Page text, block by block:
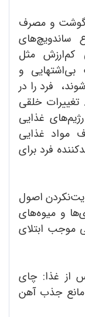
گوشت و مصرف
ساندویچ‌های
کم‌ارزش مثل
و
فرد را در
خلقی
غذایی
مواد غذایی
فرد برای
اصول
و میوه‌های
موجب ابتلای
از غذا: چای
مانع جذب آهن